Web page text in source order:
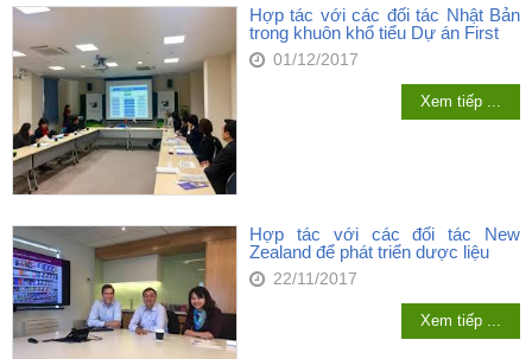
Hợp tác với các đối tác Nhật Bản
trong khuôn khổ tiểu Dự án First
01/12/2017
Xem tiếp ...
Hợp tác với các đối tác New
Zealand để phát triển dược liệu
22/11/2017
Xem tiếp ...